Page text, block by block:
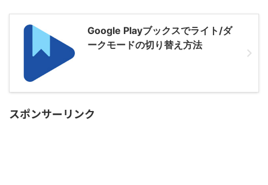
Google Playブックスでライト/ダ
ークモードの切り替え方法
スポンサーリンク